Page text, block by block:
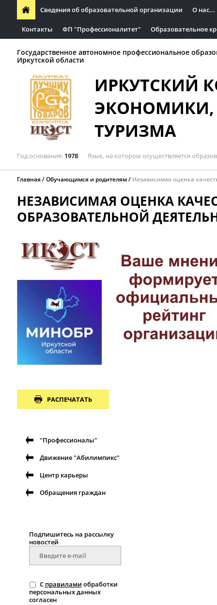
Сведения об образовательной организации О нас...
Контакты ФП "Профессионалитет" Образовательное
Государственное автономное профессиональное
Иркутской области
ИРКУТСКИЙ
ЭКОНОМИКИ,
ТУРИЗМА
Год основания 1978 Язык, на котором осуществляется
Главная Обучающимся и родителям Независимая оценка
НЕЗАВИСИМАЯ ОЦЕНКА
ОБРАЗОВАТЕЛЬНОЙ
РАСПЕЧАТАТЬ
"Профессионалы"
Движение "Абилимпикс"
Центр карьеры
Обращения граждан
Подпишитесь на рассылку
новостей
С правилами обработки
персональных данных
согласен